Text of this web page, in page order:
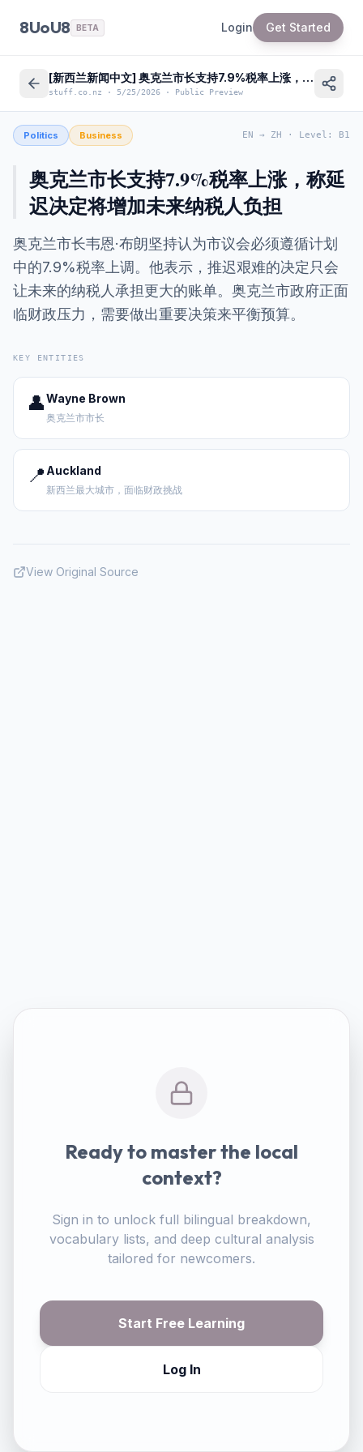
8UoU8 BETA Login Get Started
[新西兰新闻中文] 奥克兰市长支持7.9%税率上涨，称延迟决定增加未来纳税人负担
stuff.co.nz · 5/25/2026 · Public Preview
Politics Business EN → ZH · Level : B1
奥克兰市长支持7.9%税率上涨，称延
迟决定将增加未来纳税人负担
奥克兰市长韦恩·布朗坚持认为市议会必须遵循计划
中的7.9%税率上调。他表示，推迟艰难的决定只会
让未来的纳税人承担更大的账单。奥克兰市政府正面
临财政压力，需要做出重要决策来平衡预算。
KEY ENTITIES
👤Wayne Brown
奥克兰市市长
📍 Auckland
新西兰最大城市，面临财政挑战
View Original Source
Ready to master the local
context?
Sign in to unlock full bilingual breakdown,
vocabulary lists, and deep cultural analysis
tailored for newcomers.
Start Free Learning
Log In